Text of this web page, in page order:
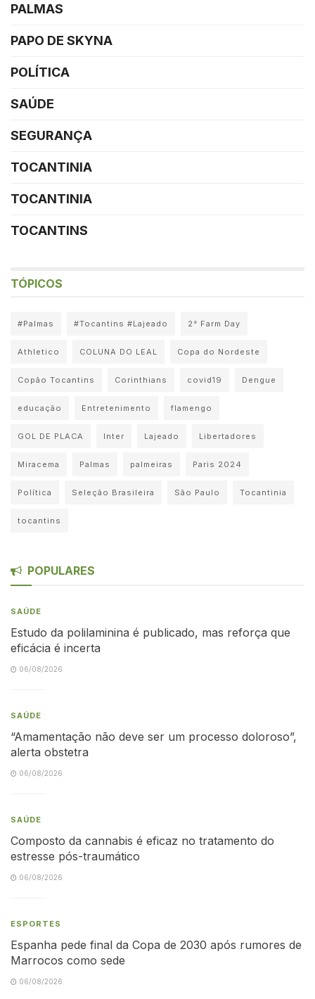
PALMAS
PAPO DE SKYNA
POLÍTICA
SAÚDE
SEGURANÇA
TOCANTINIA
TOCANTINIA
TOCANTINS
TÓPICOS
#Palmas #Tocantins #Lajeado 2° Farm Day
Athletico COLUNA DO LEAL Copa do Nordeste
Copão Tocantins Corinthians covid19 Dengue
educação Entretenimento flamengo
GOL DE PLACA Inter Lajeado Libertadores
Miracema Palmas palmeiras Paris 2024
Política Seleção Brasileira São Paulo Tocantinia
tocantins
POPULARES
SAÚDE
Estudo da polilaminina é publicado, mas reforça que
eficácia é incerta
06/08/2026
SAÚDE
“Amamentação não deve ser um processo doloroso”,
alerta obstetra
06/08/2026
SAÚDE
Composto da cannabis é eficaz no tratamento do
estresse pós-traumático
06/08/2026
ESPORTES
Espanha pede final da Copa de 2030 após rumores de
Marrocos como sede
06/08/2026